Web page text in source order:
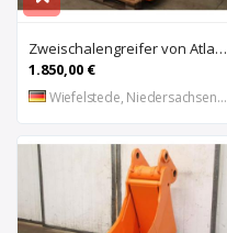
Zweischalengreifer von Atlas – Breite 40 cm
1.850,00 €
Wiefelstede, Niedersachsen, DE